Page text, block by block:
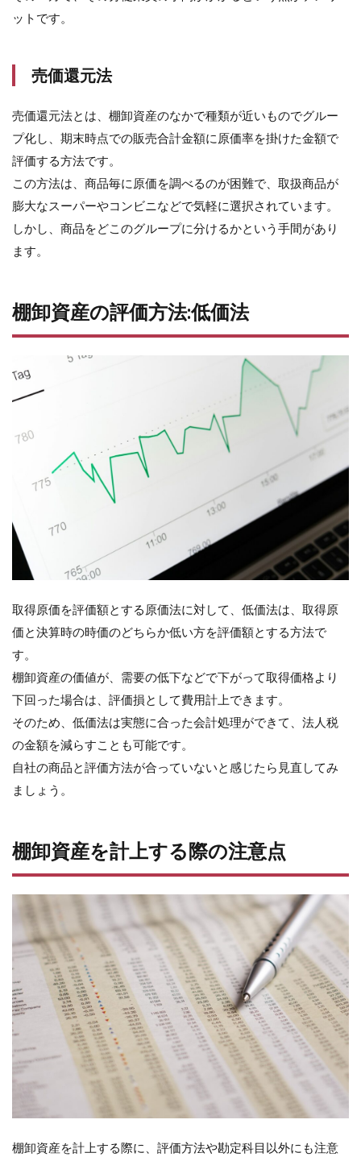
ットです。
売価還元法
売価還元法とは、棚卸資産のなかで種類が近いものでグルー
プ化し、期末時点での販売合計金額に原価率を掛けた金額で
評価する方法です。
この方法は、商品毎に原価を調べるのが困難で、取扱商品が
膨大なスーパーやコンビニなどで気軽に選択されています。
しかし、商品をどこのグループに分けるかという手間があり
ます。
棚卸資産の評価方法:低価法
取得原価を評価額とする原価法に対して、低価法は、取得原
価と決算時の時価のどちらか低い方を評価額とする方法で
す。
棚卸資産の価値が、需要の低下などで下がって取得価格より
下回った場合は、評価損として費用計上できます。
そのため、低価法は実態に合った会計処理ができて、法人税
の金額を減らすことも可能です。
自社の商品と評価方法が合っていないと感じたら見直してみ
ましょう。
棚卸資産を計上する際の注意点
棚卸資産を計上する際に、評価方法や勘定科目以外にも注意